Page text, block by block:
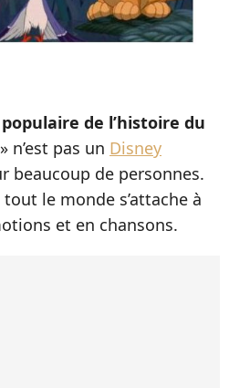
de l’histoire du
n’est pas un Disney
beaucoup de personnes.
le monde s’attache à
et en chansons.